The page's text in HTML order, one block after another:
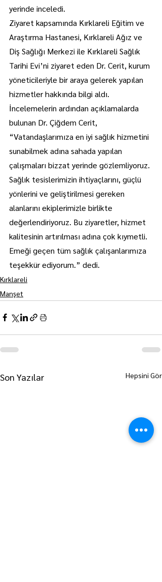
yerinde inceledi.
Ziyaret kapsamında Kırklareli Eğitim ve
Araştırma Hastanesi, Kırklareli Ağız ve
Diş Sağlığı Merkezi ile Kırklareli Sağlık
Tarihi Evi’ni ziyaret eden Dr. Cerit, kurum
yöneticileriyle bir araya gelerek yapılan
hizmetler hakkında bilgi aldı.
İncelemelerin ardından açıklamalarda
bulunan Dr. Çiğdem Cerit,
“Vatandaşlarımıza en iyi sağlık hizmetini
sunabilmek adına sahada yapılan
çalışmaları bizzat yerinde gözlemliyoruz.
Sağlık tesislerimizin ihtiyaçlarını, güçlü
yönlerini ve geliştirilmesi gereken
alanlarını ekiplerimizle birlikte
değerlendiriyoruz. Bu ziyaretler, hizmet
kalitesinin artırılması adına çok kıymetli.
Emeği geçen tüm sağlık çalışanlarımıza
teşekkür ediyorum.” dedi.
Kırklareli
Manşet
Son Yazılar Hepsini Gör